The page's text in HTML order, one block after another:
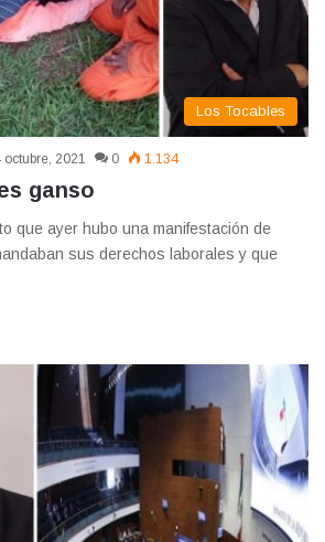
Los Tocables
octubre, 2021 0 1.134
ganso
que ayer hubo una manifestación de
sus derechos laborales y que